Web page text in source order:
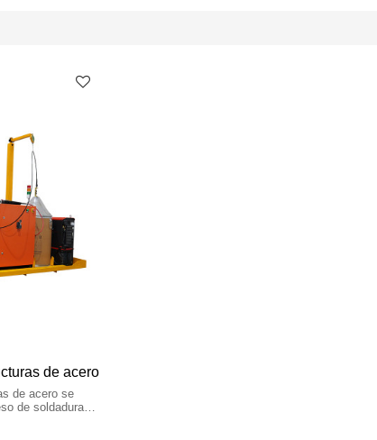
de acero
de acero se
de soldadura